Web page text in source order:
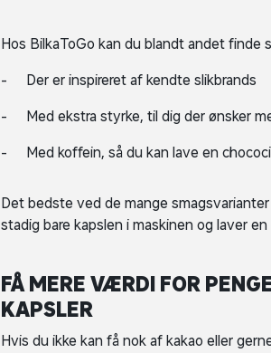
Hos BilkaToGo kan du blandt andet finde
Der er inspireret af kendte slikbrands
Med ekstra styrke, til dig der ønsker
Med koffein, så du kan lave en
Det bedste ved de mange
stadig bare kapslen i maskinen og laver en
FÅ MERE VÆRDI FOR
KAPSLER
Hvis du ikke kan få nok af kakao eller